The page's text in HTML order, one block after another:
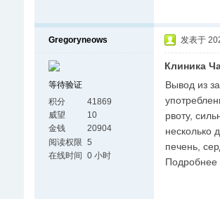
Gregoryneows
等待验证
积分
41869
威望
10
金钱
20904
阅读权限 5
在线时间 0 小时
发表于
Клиника
Вывод из
рвоту,
несколько
печень,
Подробнее